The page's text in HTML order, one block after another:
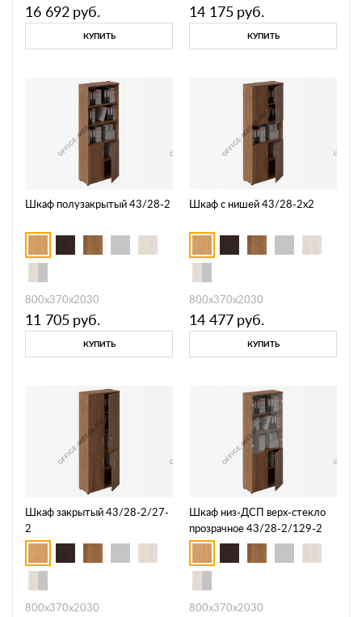
16 692 руб.
КУПИТЬ
14 175 руб.
КУПИТЬ
Шкаф полузакрытый 43/28-2
800х370х2030
11 705 руб.
КУПИТЬ
Шкаф с нишей 43/28-2х2
800х370х2030
14 477 руб.
КУПИТЬ
Шкаф закрытый 43/28-2/27-
2
800х370х2030
Шкаф низ-ДСП верх-стекло
прозрачное 43/28-2/129-2
800х370х2030